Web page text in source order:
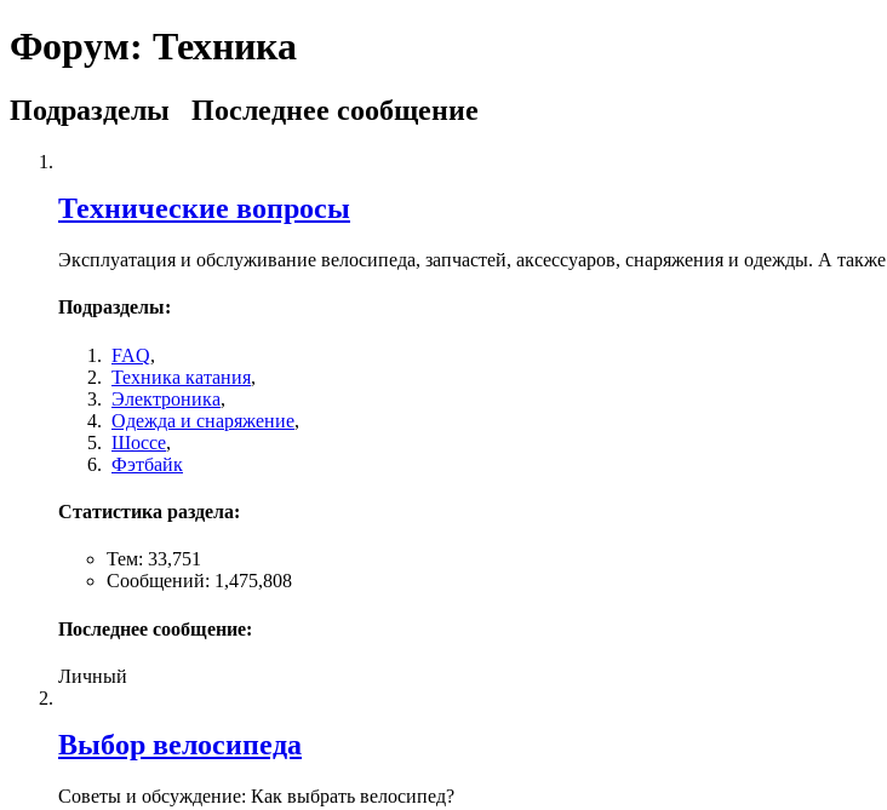
Форум: Техника
Подразделы Последнее сообщение
Технические вопросы
Эксплуатация и обслуживание велосипеда, запчастей, аксессуаров, снаряжения и одежды. А также
Подразделы:
FAQ,
Техника катания,
Электроника,
Одежда и снаряжение,
Шоссе,
Фэтбайк
Статистика раздела:
Тем: 33,751
Сообщений: 1,475,808
Последнее сообщение:
Личный
Выбор велосипеда
Советы и обсуждение: Как выбрать велосипед?